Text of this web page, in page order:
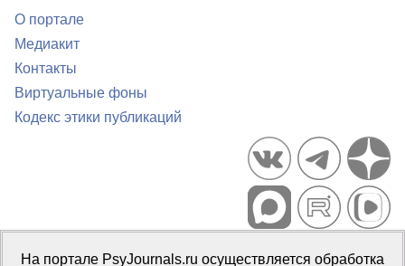
О портале
Медиакит
Контакты
Виртуальные фоны
Кодекс этики публикаций
Портал психологических изданий PsyJournals.ru, 2007–2026
На портале PsyJournals.ru осуществляется обработка